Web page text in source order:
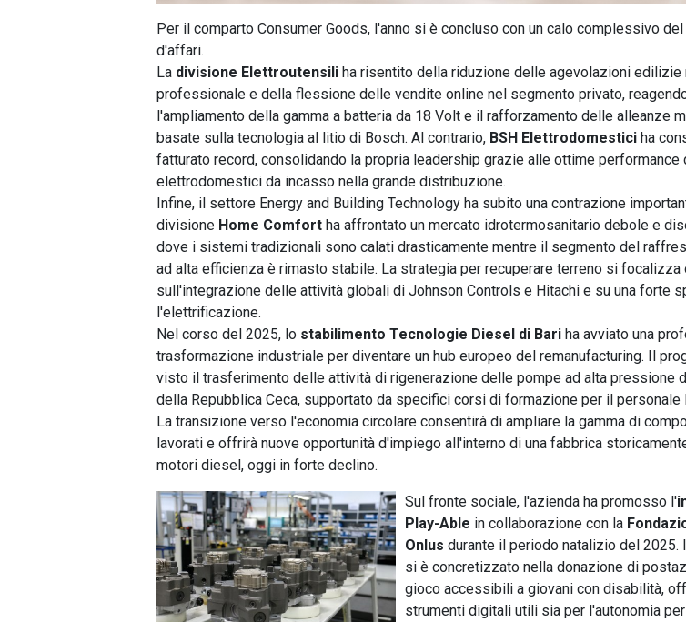
Per il comparto Consumer Goods, l'anno si è concluso con un calo complessivo
d'affari.
La divisione Elettroutensili ha risentito della riduzione delle agevolazioni edilizie
professionale e della flessione delle vendite online nel segmento privato,
l'ampliamento della gamma a batteria da 18 Volt e il rafforzamento delle alleanze
basate sulla tecnologia al litio di Bosch. Al contrario, BSH Elettrodomestici ha
fatturato record, consolidando la propria leadership grazie alle ottime performance
elettrodomestici da incasso nella grande distribuzione.
Infine, il settore Energy and Building Technology ha subito una contrazione
divisione Home Comfort ha affrontato un mercato idrotermosanitario debole e
dove i sistemi tradizionali sono calati drasticamente mentre il segmento del
ad alta efficienza è rimasto stabile. La strategia per recuperare terreno si focalizza
sull'integrazione delle attività globali di Johnson Controls e Hitachi e su una forte
l'elettrificazione.
Nel corso del 2025, lo stabilimento Tecnologie Diesel di Bari ha avviato una
trasformazione industriale per diventare un hub europeo del remanufacturing. Il
visto il trasferimento delle attività di rigenerazione delle pompe ad alta pressione
della Repubblica Ceca, supportato da specifici corsi di formazione per il personale
La transizione verso l'economia circolare consentirà di ampliare la gamma di
lavorati e offrirà nuove opportunità d'impiego all'interno di una fabbrica
motori diesel, oggi in forte declino.
Sul fronte sociale, l'azienda ha promosso l'
Play-Able in collaborazione con la
Onlus durante il periodo natalizio del 2025.
si è concretizzato nella donazione di
gioco accessibili a giovani con disabilità,
strumenti digitali utili sia per l'autonomia